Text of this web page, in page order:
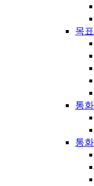
목
통
통